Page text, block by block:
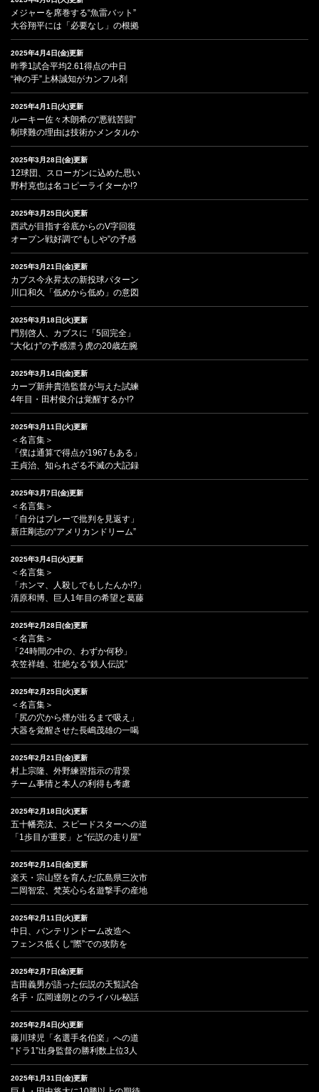
メジャーを席巻する“魚雷バット”
大谷翔平には「必要なし」の根拠
2025年4月4日(金)更新
昨季1試合平均2.61得点の中日
“神の手”上林誠知がカンフル剤
2025年4月1日(火)更新
ルーキー佐々木朗希の“悪戦苦闘”
制球難の理由は技術かメンタルか
2025年3月28日(金)更新
12球団、スローガンに込めた思い
野村克也は名コピーライターか!?
2025年3月25日(火)更新
西武が目指す谷底からのV字回復
オープン戦好調で“もしや”の予感
2025年3月21日(金)更新
カブス今永昇太の新投球パターン
川口和久「低めから低め」の意図
2025年3月18日(火)更新
門別啓人、カブスに「5回完全」
“大化け”の予感漂う虎の20歳左腕
2025年3月14日(金)更新
カープ新井貴浩監督が与えた試練
4年目・田村俊介は覚醒するか!?
2025年3月11日(火)更新
＜名言集＞
「僕は通算で得点が1967もある」
王貞治、知られざる不滅の大記録
2025年3月7日(金)更新
＜名言集＞
「自分はプレーで批判を見返す」
新庄剛志の“アメリカンドリーム”
2025年3月4日(火)更新
＜名言集＞
「ホンマ、人殺しでもしたんか!?」
清原和博、巨人1年目の希望と葛藤
2025年2月28日(金)更新
＜名言集＞
「24時間の中の、わずか何秒」
衣笠祥雄、壮絶なる“鉄人伝説”
2025年2月25日(火)更新
＜名言集＞
「尻の穴から煙が出るまで吸え」
大器を覚醒させた長嶋茂雄の一喝
2025年2月21日(金)更新
村上宗隆、外野練習指示の背景
チーム事情と本人の利得も考慮
2025年2月18日(火)更新
五十幡亮汰、スピードスターへの道
「1歩目が重要」と“伝説の走り屋”
2025年2月14日(金)更新
楽天・宗山塁を育んだ広島県三次市
二岡智宏、梵英心ら名遊撃手の産地
2025年2月11日(火)更新
中日、バンテリンドーム改造へ
フェンス低くし“際”での攻防を
2025年2月7日(金)更新
吉田義男が語った伝説の天覧試合
名手・広岡達朗とのライバル秘話
2025年2月4日(火)更新
藤川球児「名選手名伯楽」への道
“ドラ1”出身監督の勝利数上位3人
2025年1月31日(金)更新